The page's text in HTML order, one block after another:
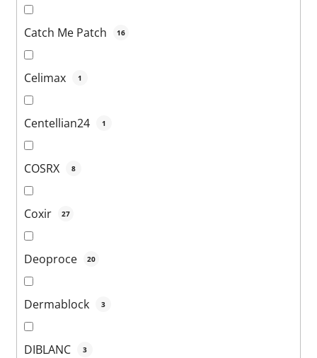
Catch Me Patch 16
Celimax 1
Centellian24 1
COSRX 8
Coxir 27
Deoproce 20
Dermablock 3
DIBLANC 3